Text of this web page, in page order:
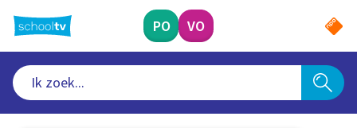
naar
hoofdinhoud
PO VO